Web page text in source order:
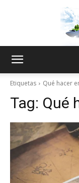
Etiquetas Qué hacer
Tag: Qué